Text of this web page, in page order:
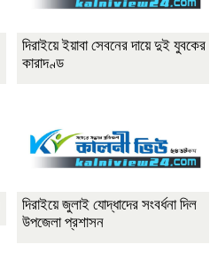
দিরাইয়ে ইয়াবা সেবনের দায়ে দুই যুবকের
কারাদণ্ড
দিরাইয়ে জুলাই যোদ্ধাদের সংবর্ধনা দিল
উপজেলা প্রশাসন